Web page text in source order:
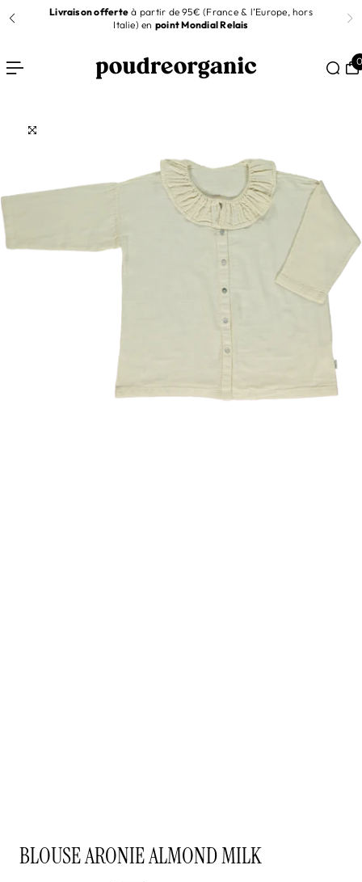
AU CONTENULivraison offerte à partir de 95€ (France & l’Europe, hors
Italie) en point Mondial Relais
BLOUSE ARONIE ALMOND MILK